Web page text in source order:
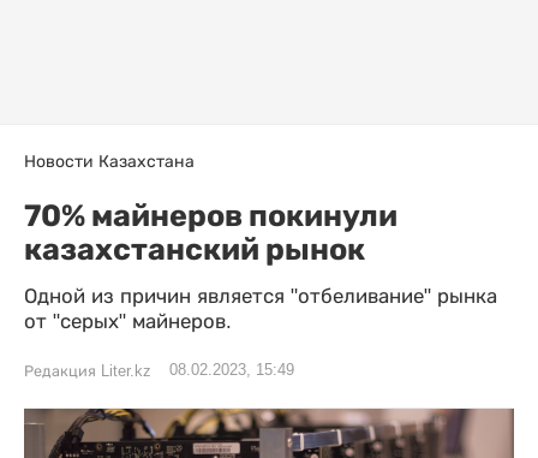
Новости Казахстана
70% майнеров покинули
казахстанский рынок
Одной из причин является "отбеливание" рынка
от "серых" майнеров.
Редакция Liter.kz 08.02.2023, 15:49